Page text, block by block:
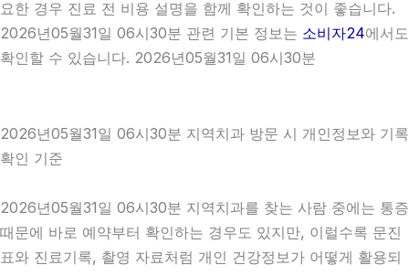
요한 경우 진료 전 비용 설명을 함께 확인하는 것이 좋습니다.
2026년05월31일 06시30분 관련 기본 정보는 소비자24에서도
확인할 수 있습니다. 2026년05월31일 06시30분
2026년05월31일 06시30분 지역치과 방문 시 개인정보와 기록
확인 기준
2026년05월31일 06시30분 지역치과를 찾는 사람 중에는 통증
때문에 바로 예약부터 확인하는 경우도 있지만, 이럴수록 문진
표와 진료기록, 촬영 자료처럼 개인 건강정보가 어떻게 활용되